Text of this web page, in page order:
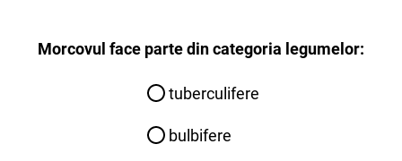
Morcovul face parte din categoria legumelor:
tuberculifere
bulbifere